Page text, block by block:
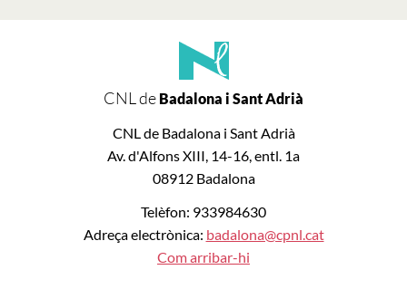
CNL de Badalona i Sant Adrià
CNL de Badalona i Sant Adrià
Av. d'Alfons XIII, 14-16, entl. 1a
08912 Badalona
Telèfon: 933984630
Adreça electrònica: badalona@cpnl.cat
Com arribar-hi